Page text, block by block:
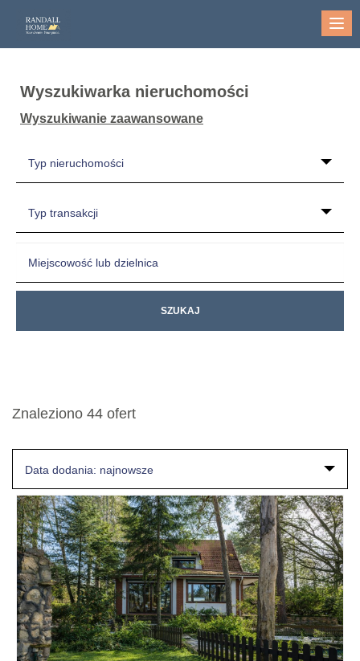
Wyszukiwarka nieruchomości
Wyszukiwanie zaawansowane
Typ nieruchomości
Typ transakcji
Znaleziono 44 ofert
Data dodania: najnowsze